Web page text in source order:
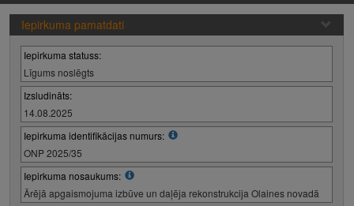
Iepirkuma pamatdati
Iepirkuma statuss:
Līgums noslēgts
Izsludināts:
14.08.2025
Iepirkuma identifikācijas numurs:
ONP 2025/35
Iepirkuma nosaukums:
Ārējā apgaismojuma izbūve un daļēja rekonstrukcija Olaines novadā